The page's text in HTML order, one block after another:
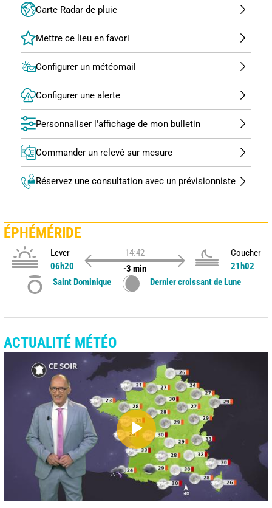
Carte Radar de pluie
Configurer un météomail
Configurer une alerte
Personnaliser l'affichage de mon bulletin
Commander un relevé sur mesure
Réservez une consultation avec un prévisionniste
ÉPHÉMÉRIDE
Lever
06h20
14:42
-3 min
Coucher
21h02
Saint Dominique
Dernier croissant de Lune
ACTUALITÉ MÉTÉO